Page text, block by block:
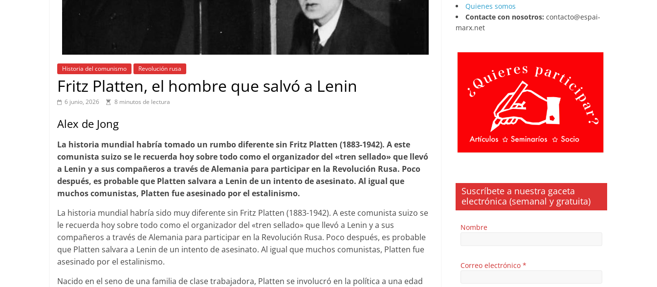
Historia del comunismo Revolución rusa
Fritz Platten, el hombre que salvó a Lenin
6 junio, 2026 8 minutos de lectura
Alex de Jong
La historia mundial habría tomado un rumbo diferente sin Fritz Platten (1883-1942). A este
comunista suizo se le recuerda hoy sobre todo como el organizador del «tren sellado» que llevó
a Lenin y a sus compañeros a través de Alemania para participar en la Revolución Rusa. Poco
después, es probable que Platten salvara a Lenin de un intento de asesinato. Al igual que
muchos comunistas, Platten fue asesinado por el estalinismo.
La historia mundial habría sido muy diferente sin Fritz Platten (1883-1942). A este comunista suizo se
le recuerda hoy sobre todo como el organizador del «tren sellado» que llevó a Lenin y a sus
compañeros a través de Alemania para participar en la Revolución Rusa. Poco después, es probable
que Platten salvara a Lenin de un intento de asesinato. Al igual que muchos comunistas, Platten fue
asesinado por el estalinismo.
Nacido en el seno de una familia de clase trabajadora, Platten se involucró en la política a una edad
Quienes somos
Contacte con nosotros: contacto@espai-
marx.net
Suscríbete a nuestra gaceta
electrónica (semanal y gratuita)
Nombre
Correo electrónico *